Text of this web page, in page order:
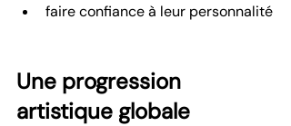
faire confiance à leur personnalité
Une progression
artistique globale